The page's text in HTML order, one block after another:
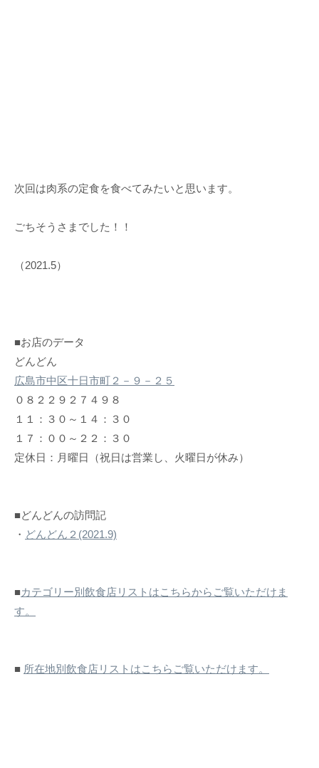
次回は肉系の定食を食べてみたいと思います。
ごちそうさまでした！！
（2021.5）
■お店のデータ
どんどん
広島市中区十日市町２－９－２５
０８２２９２７４９８
１１：３０～１４：３０
１７：００～２２：３０
定休日：月曜日（祝日は営業し、火曜日が休み）
■どんどんの訪問記
・ どんどん２(2021.9)
■カテゴリー別飲食店リストはこちらからご覧いただけま
す。
■ 所在地別飲食店リストはこちらご覧いただけます。